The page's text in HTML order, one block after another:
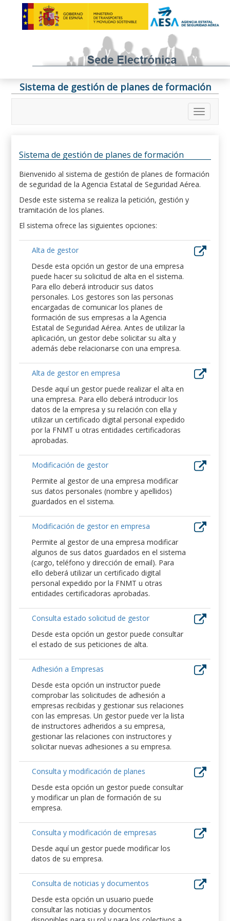
Sistema de gestión de planes de formación
Sistema de gestión de planes de formación
Bienvenido al sistema de gestión de planes de formación
de seguridad de la Agencia Estatal de Seguridad Aérea.
Desde este sistema se realiza la petición, gestión y
tramitación de los planes.
El sistema ofrece las siguientes opciones:
Alta de gestor
Desde esta opción un gestor de una empresa
puede hacer su solicitud de alta en el sistema.
Para ello deberá introducir sus datos
personales. Los gestores son las personas
encargadas de comunicar los planes de
formación de sus empresas a la Agencia
Estatal de Seguridad Aérea. Antes de utilizar la
aplicación, un gestor debe solicitar su alta y
además debe relacionarse con una empresa.
Alta de gestor en empresa
Desde aquí un gestor puede realizar el alta en
una empresa. Para ello deberá introducir los
datos de la empresa y su relación con ella y
utilizar un certificado digital personal expedido
por la FNMT u otras entidades certificadoras
aprobadas.
Modificación de gestor
Permite al gestor de una empresa modificar
sus datos personales (nombre y apellidos)
guardados en el sistema.
Modificación de gestor en empresa
Permite al gestor de una empresa modificar
algunos de sus datos guardados en el sistema
(cargo, teléfono y dirección de email). Para
ello deberá utilizar un certificado digital
personal expedido por la FNMT u otras
entidades certificadoras aprobadas.
Consulta estado solicitud de gestor
Desde esta opción un gestor puede consultar
el estado de sus peticiones de alta.
Adhesión a Empresas
Desde esta opción un instructor puede
comprobar las solicitudes de adhesión a
empresas recibidas y gestionar sus relaciones
con las empresas. Un gestor puede ver la lista
de instructores adheridos a su empresa,
gestionar las relaciones con instructores y
solicitar nuevas adhesiones a su empresa.
Consulta y modificación de planes
Desde esta opción un gestor puede consultar
y modificar un plan de formación de su
empresa.
Consulta y modificación de empresas
Desde aquí un gestor puede modificar los
datos de su empresa.
Consulta de noticias y documentos
Desde esta opción un usuario puede
consultar las noticias y documentos